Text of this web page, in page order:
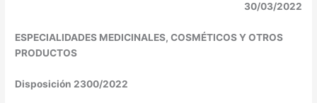
30/03/2022
ESPECIALIDADES MEDICINALES, COSMÉTICOS Y OTROS
PRODUCTOS
Disposición 2300/2022